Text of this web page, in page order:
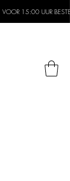
VOOR 15:00 UUR